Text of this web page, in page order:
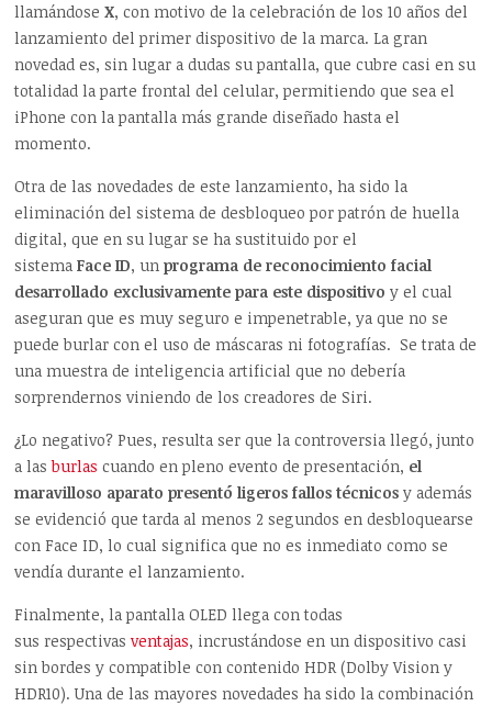
llamándoseX, con motivo de la celebración de los 10 años del
lanzamiento del primer dispositivo de la marca. La gran
novedad es, sin lugar a dudas su pantalla, que cubre casi en su
totalidad la parte frontal del celular, permitiendo que sea el
iPhone con la pantalla más grande diseñado hasta el
momento.
Otra de las novedades de este lanzamiento, ha sido la
eliminación del sistema de desbloqueo por patrón de huella
digital, que en su lugar se ha sustituido por el
sistemaFace ID, unprograma de reconocimiento facial
desarrollado exclusivamente para este dispositivo y el cual
aseguran que es muy seguro e impenetrable, ya que no se
puede burlar con el uso de máscaras ni fotografías. Se trata de
una muestra de inteligencia artificial que no debería
sorprendernos viniendo de los creadores de Siri.
¿Lo negativo? Pues, resulta ser que la controversia llegó, junto
a lasburlas cuando en pleno evento de presentación, el
maravilloso aparato presentó ligeros fallos técnicos y además
se evidenció que tarda al menos 2 segundos en desbloquearse
con Face ID, lo cual significa que no es inmediato como se
vendía durante el lanzamiento.
Finalmente, la pantalla OLED llega con todas
sus respectivasventajas, incrustándose en un dispositivo casi
sin bordes y compatible con contenido HDR (Dolby Vision y
HDR10). Una de las mayores novedades ha sido la combinación